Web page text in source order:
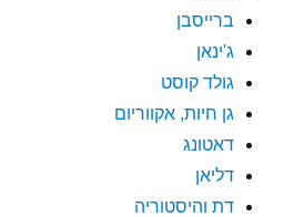
ברייסבן
ג'ינאן
גולד קוסט
גן חיות, אקווריום
דאטונג
דליאן
דת והיסטוריה